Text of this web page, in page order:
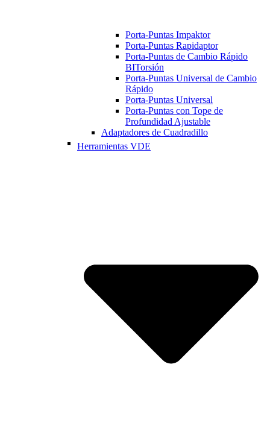
Porta-Puntas Impaktor
Porta-Puntas Rapidaptor
Porta-Puntas de Cambio Rápido
BITorsión
Porta-Puntas Universal de Cambio
Rápido
Porta-Puntas Universal
Porta-Puntas con Tope de
Profundidad Ajustable
Adaptadores de Cuadradillo
Herramientas VDE